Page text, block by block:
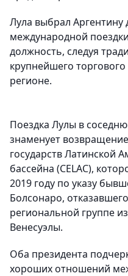
Лула выбрал Аргентину
международной
должность, следуя
крупнейшего
регионе.
Поездка Лулы в
знаменует
государств Латинской
бассейна (CELAC),
2019 году по указу
Болсонаро,
региональной группе
Венесуэлы.
Оба президента
хороших отношений